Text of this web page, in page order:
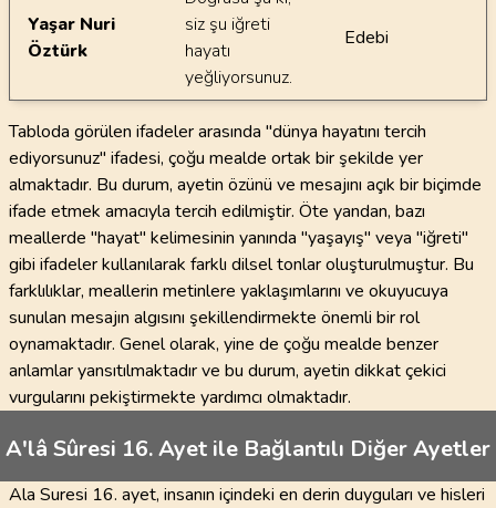
Yaşar Nuri
Öztürk
siz şu iğreti
hayatı
yeğliyorsunuz.
Edebi
Tabloda görülen ifadeler arasında "dünya hayatını tercih
ediyorsunuz" ifadesi, çoğu mealde ortak bir şekilde yer
almaktadır. Bu durum, ayetin özünü ve mesajını açık bir biçimde
ifade etmek amacıyla tercih edilmiştir. Öte yandan, bazı
meallerde "hayat" kelimesinin yanında "yaşayış" veya "iğreti"
gibi ifadeler kullanılarak farklı dilsel tonlar oluşturulmuştur. Bu
farklılıklar, meallerin metinlere yaklaşımlarını ve okuyucuya
sunulan mesajın algısını şekillendirmekte önemli bir rol
oynamaktadır. Genel olarak, yine de çoğu mealde benzer
anlamlar yansıtılmaktadır ve bu durum, ayetin dikkat çekici
vurgularını pekiştirmekte yardımcı olmaktadır.
A'lâ Sûresi 16. Ayet ile Bağlantılı Diğer Ayetler
Ala Suresi 16. ayet, insanın içindeki en derin duyguları ve hisleri